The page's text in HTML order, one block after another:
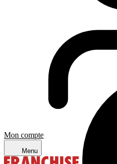
Mon compte
Menu